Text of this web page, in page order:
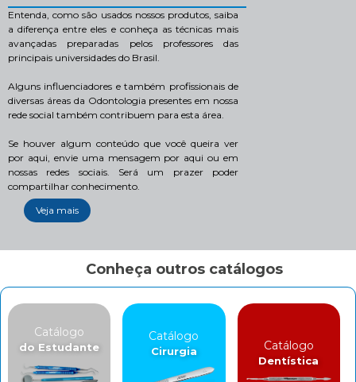
Entenda, como são usados nossos produtos, saiba
a diferença entre eles e conheça as técnicas mais
avançadas preparadas pelos professores das
principais universidades do Brasil.
Alguns influenciadores e também profissionais de
diversas áreas da Odontologia presentes em nossa
rede social também contribuem para esta área.
Se houver algum conteúdo que você queira ver
por aqui, envie uma mensagem por aqui ou em
nossas redes sociais. Será um prazer poder
compartilhar conhecimento.
Veja mais
Conheça outros catálogos
Catálogo
do Estudante
Catálogo
Cirurgia Catálogo
Dentística